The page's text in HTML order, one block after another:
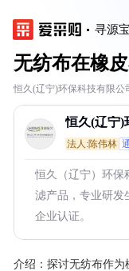
寻源
无纺布在橡
恒久(辽宁)环保科技有限公
恒久(辽宁)
法人:陈伟林
恒久（辽宁）环保
滤产品，专业研发
企业认证。
介绍： 探讨无纺布作为